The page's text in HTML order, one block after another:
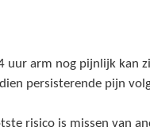
uur arm nog pijnlijk kan
persisterende pijn
risico is missen van